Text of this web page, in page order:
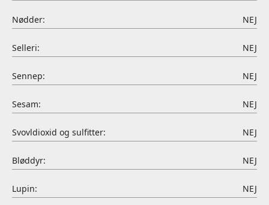
Nødder: NEJ
Selleri: NEJ
Sennep: NEJ
Sesam: NEJ
Svovldioxid og sulfitter: NEJ
Bløddyr: NEJ
Lupin: NEJ